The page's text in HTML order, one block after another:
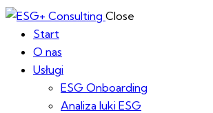
Close
Start
O nas
Usługi
ESG Onboarding
Analiza luki ESG